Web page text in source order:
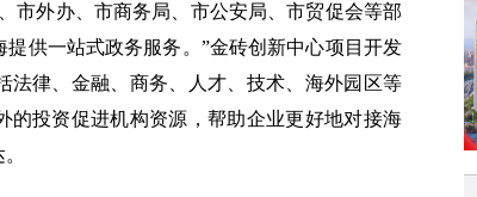
市外办、市商务局、市公安局、市贸促会等部
供一站式政务服务。”金砖创新中心项目开发
法律、金融、商务、人才、技术、海外园区等
的投资促进机构资源，帮助企业更好地对接海